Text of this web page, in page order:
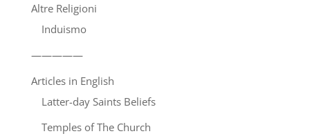
Altre Religioni
Induismo
—————
Articles in English
Latter-day Saints Beliefs
Temples of The Church